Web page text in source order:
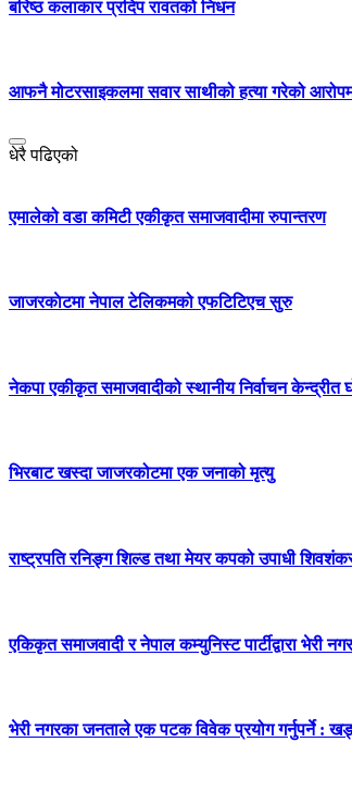
बरिष्ठ कलाकार प्रदिप रावतको निधन
आफनै मोटरसाइकलमा सवार साथीको हत्या गरेको
धेरै पढिएको
एमालेको वडा कमिटी एकीकृत समाजवादीमा रुपान्तरण
जाजरकाेटमा नेपाल टेलिकमको एफटिटिएच सुरु
नेकपा एकीकृत समाजवादीको स्थानीय निर्वाचन केन्द्रीत
भिरबाट खस्दा जाजरकोटमा एक जनाको मृत्यु
राष्ट्रपति रनिङ्ग शिल्ड तथा मेयर कपको उपाधी
एकिकृत समाजवादी र नेपाल कम्युनिस्ट पार्टीद्वारा भेरी
भेरी नगरका जनताले एक पटक विवेक प्रयोग गर्नुपर्ने :